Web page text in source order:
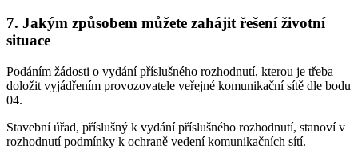
7. Jakým způsobem můžete zahájit řešení životní
situace
Podáním žádosti o vydání příslušného rozhodnutí, kterou je třeba
doložit vyjádřením provozovatele veřejné komunikační sítě dle bodu
04.
Stavební úřad, příslušný k vydání příslušného rozhodnutí, stanoví v
rozhodnutí podmínky k ochraně vedení komunikačních sítí.